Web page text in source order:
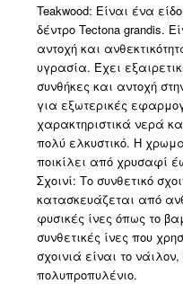
Teakwood: Είναι ένα
δέντρο Tectona grandis.
αντοχή και
υγρασία. Έχει
συνθήκες και αντοχή
για εξωτερικές
χαρακτηριστικά νερά
πολύ ελκυστικό. Η
ποικίλει από χρυσαφί
Σχοινί: Το συνθετικό
κατασκευάζεται από
φυσικές ίνες όπως το
συνθετικές ίνες που
σχοινιά είναι το
πολυπροπυλένιο.